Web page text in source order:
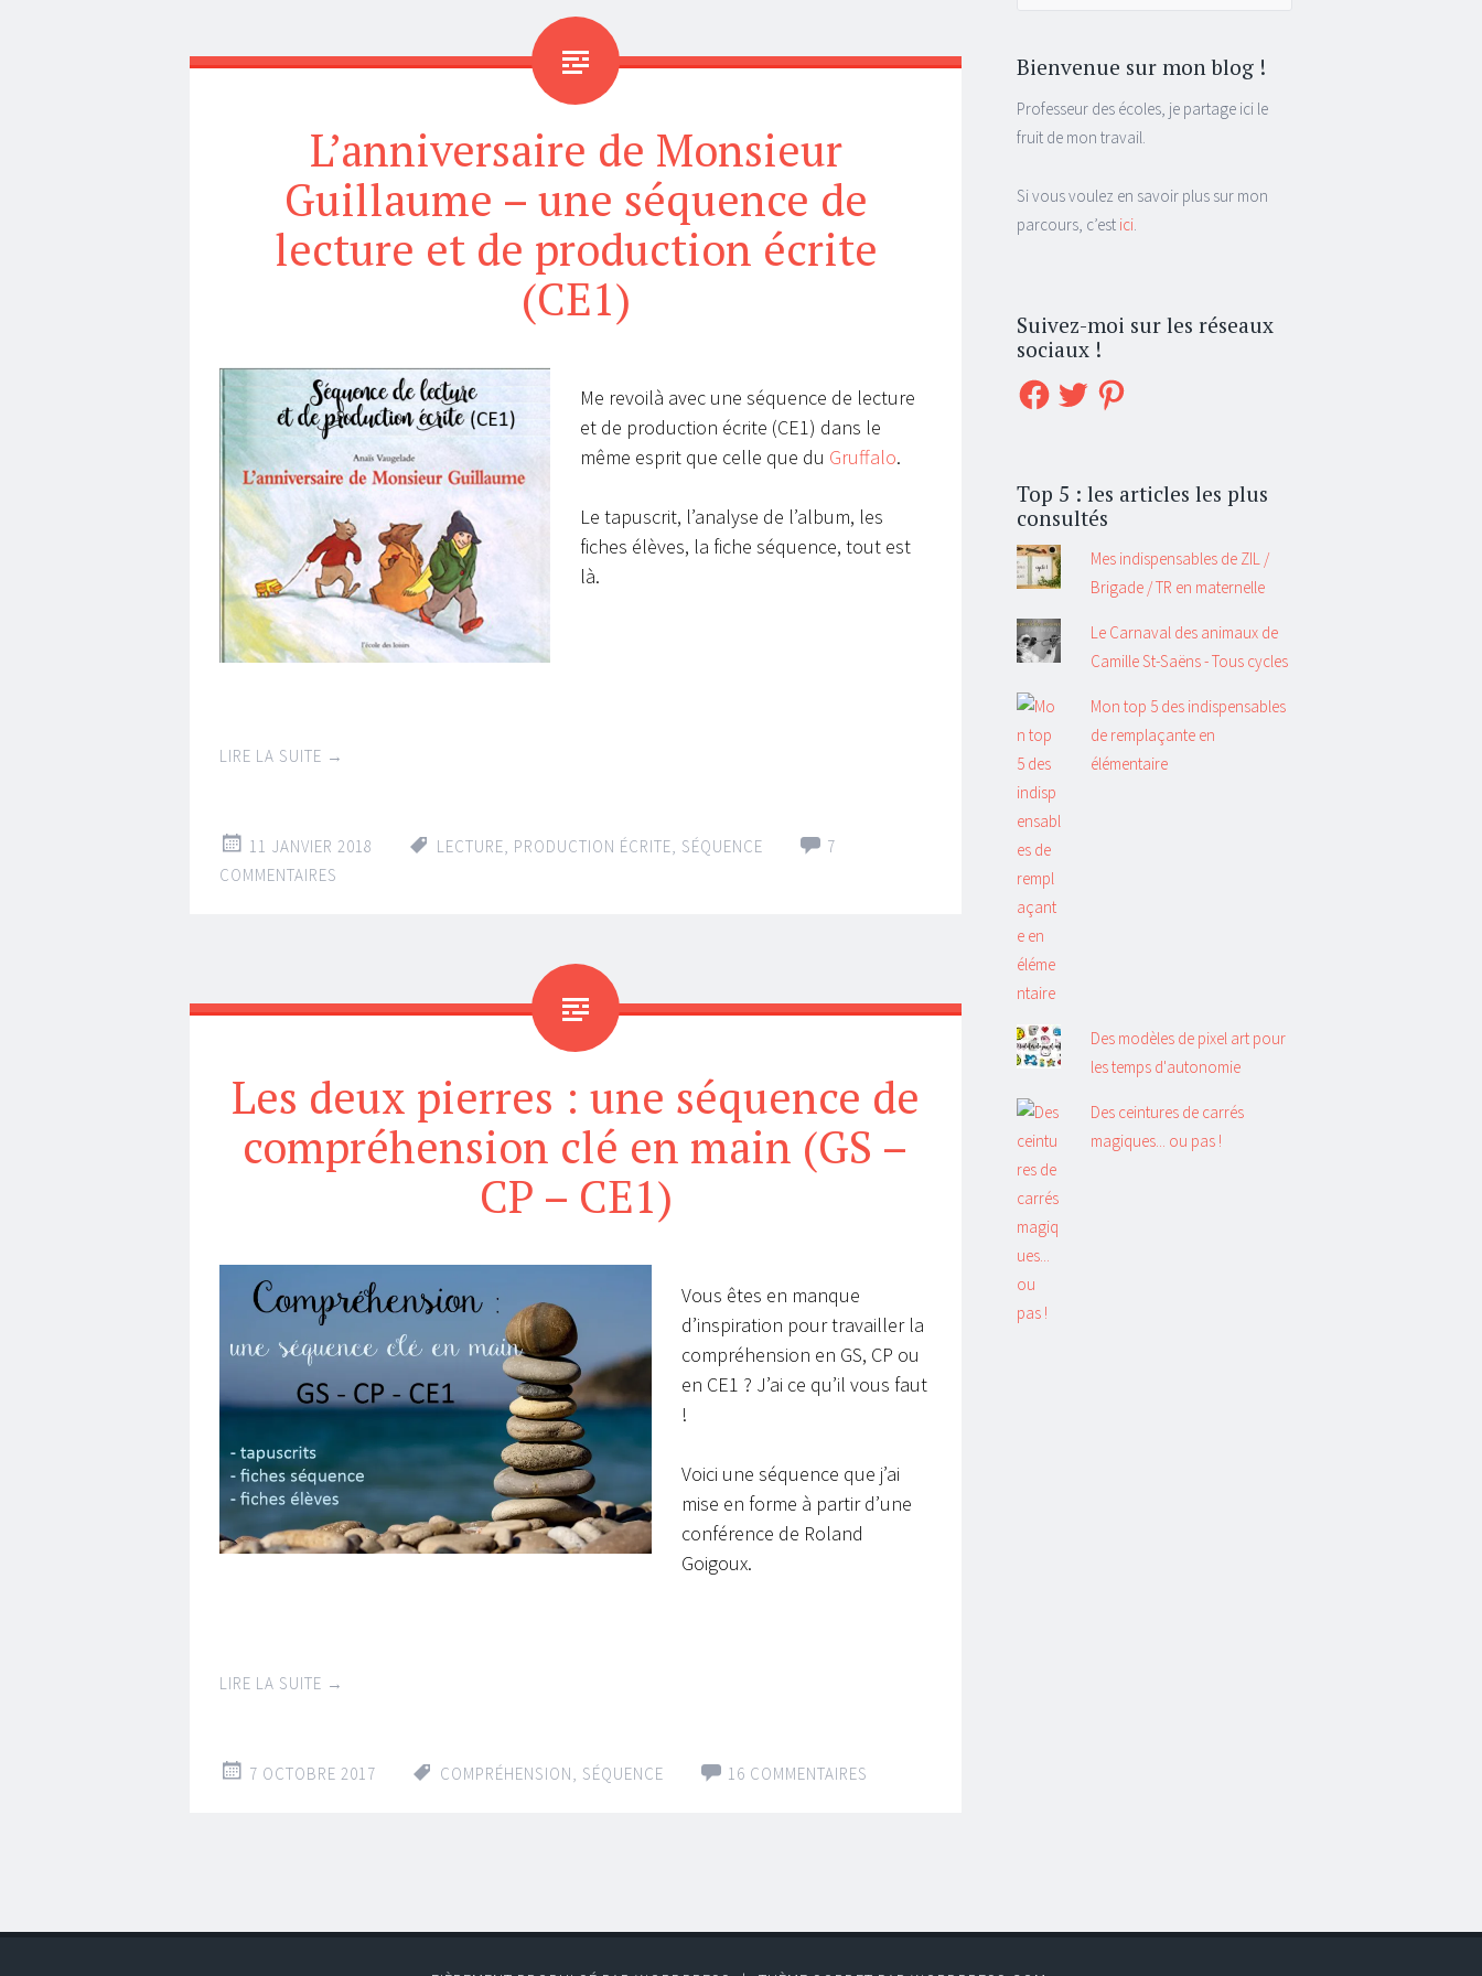
L’anniversaire de Monsieur
Guillaume – une séquence de
lecture et de production écrite
(CE1)
Me revoilà avec une séquence de lecture
et de production écrite (CE1) dans le
même esprit que celle que du Gruffalo.
Le tapuscrit, l’analyse de l’album, les
fiches élèves, la fiche séquence, tout est
là.
LIRE LA SUITE →
11 JANVIER 2018 LECTURE, PRODUCTION ÉCRITE, SÉQUENCE
7
COMMENTAIRES
Les deux pierres : une séquence de
compréhension clé en main (GS –
CP – CE1)
Vous êtes en manque
d’inspiration pour travailler la
compréhension en GS, CP ou
en CE1 ? J’ai ce qu’il vous faut
!
Voici une séquence que j’ai
mise en forme à partir d’une
conférence de Roland
Goigoux.
LIRE LA SUITE →
7 OCTOBRE 2017 COMPRÉHENSION, SÉQUENCE 16 COMMENTAIRES
Bienvenue sur mon blog !
Professeur des écoles, je partage ici le
fruit de mon travail.
Si vous voulez en savoir plus sur mon
parcours, c’est ici.
Suivez-moi sur les réseaux
sociaux !
Facebook
Twitter Pinterest
Top 5 : les articles les plus
consultés
Mes indispensables de ZIL /
Brigade / TR en maternelle
Le Carnaval des animaux de
Camille St-Saëns - Tous cycles
Mon top 5 des indispensables
de remplaçante en
élémentaire
Des modèles de pixel art pour
les temps d'autonomie
Des ceintures de carrés
magiques... ou pas !